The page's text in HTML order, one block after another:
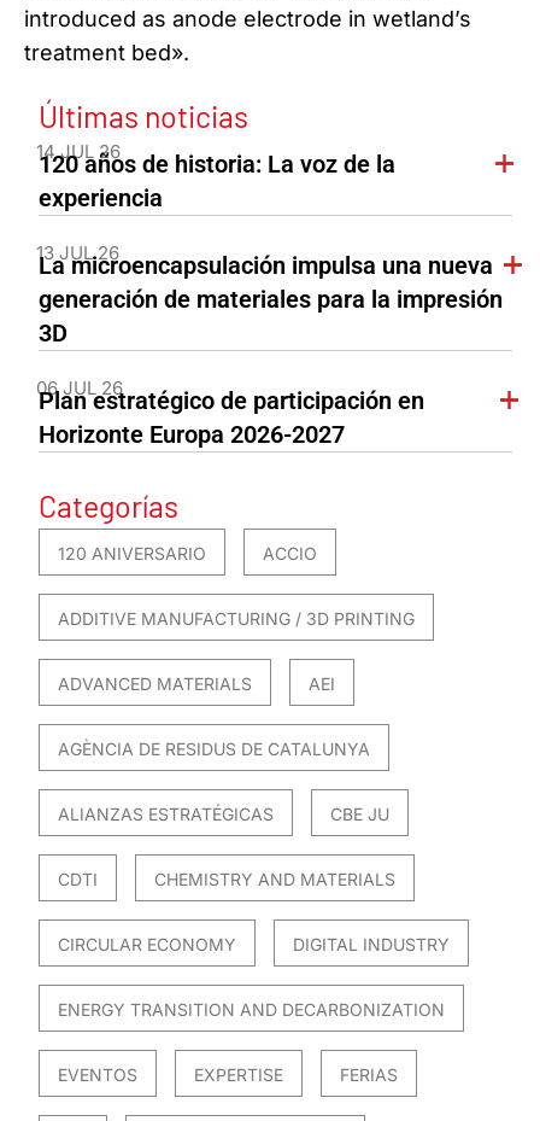
introduced as anode electrode in wetland’s
treatment bed».
Últimas noticias
14 JUL 26
120 años de historia: La voz de la
experiencia
13 JUL 26
La microencapsulación impulsa una nueva
generación de materiales para la impresión
3D
06 JUL 26
Plan estratégico de participación en
Horizonte Europa 2026-2027
Categorías
120 ANIVERSARIO ACCIO
ADDITIVE MANUFACTURING / 3D PRINTING
ADVANCED MATERIALS AEI
AGÈNCIA DE RESIDUS DE CATALUNYA
ALIANZAS ESTRATÉGICAS CBE JU
CDTI CHEMISTRY AND MATERIALS
CIRCULAR ECONOMY DIGITAL INDUSTRY
ENERGY TRANSITION AND DECARBONIZATION
EVENTOS EXPERTISE FERIAS